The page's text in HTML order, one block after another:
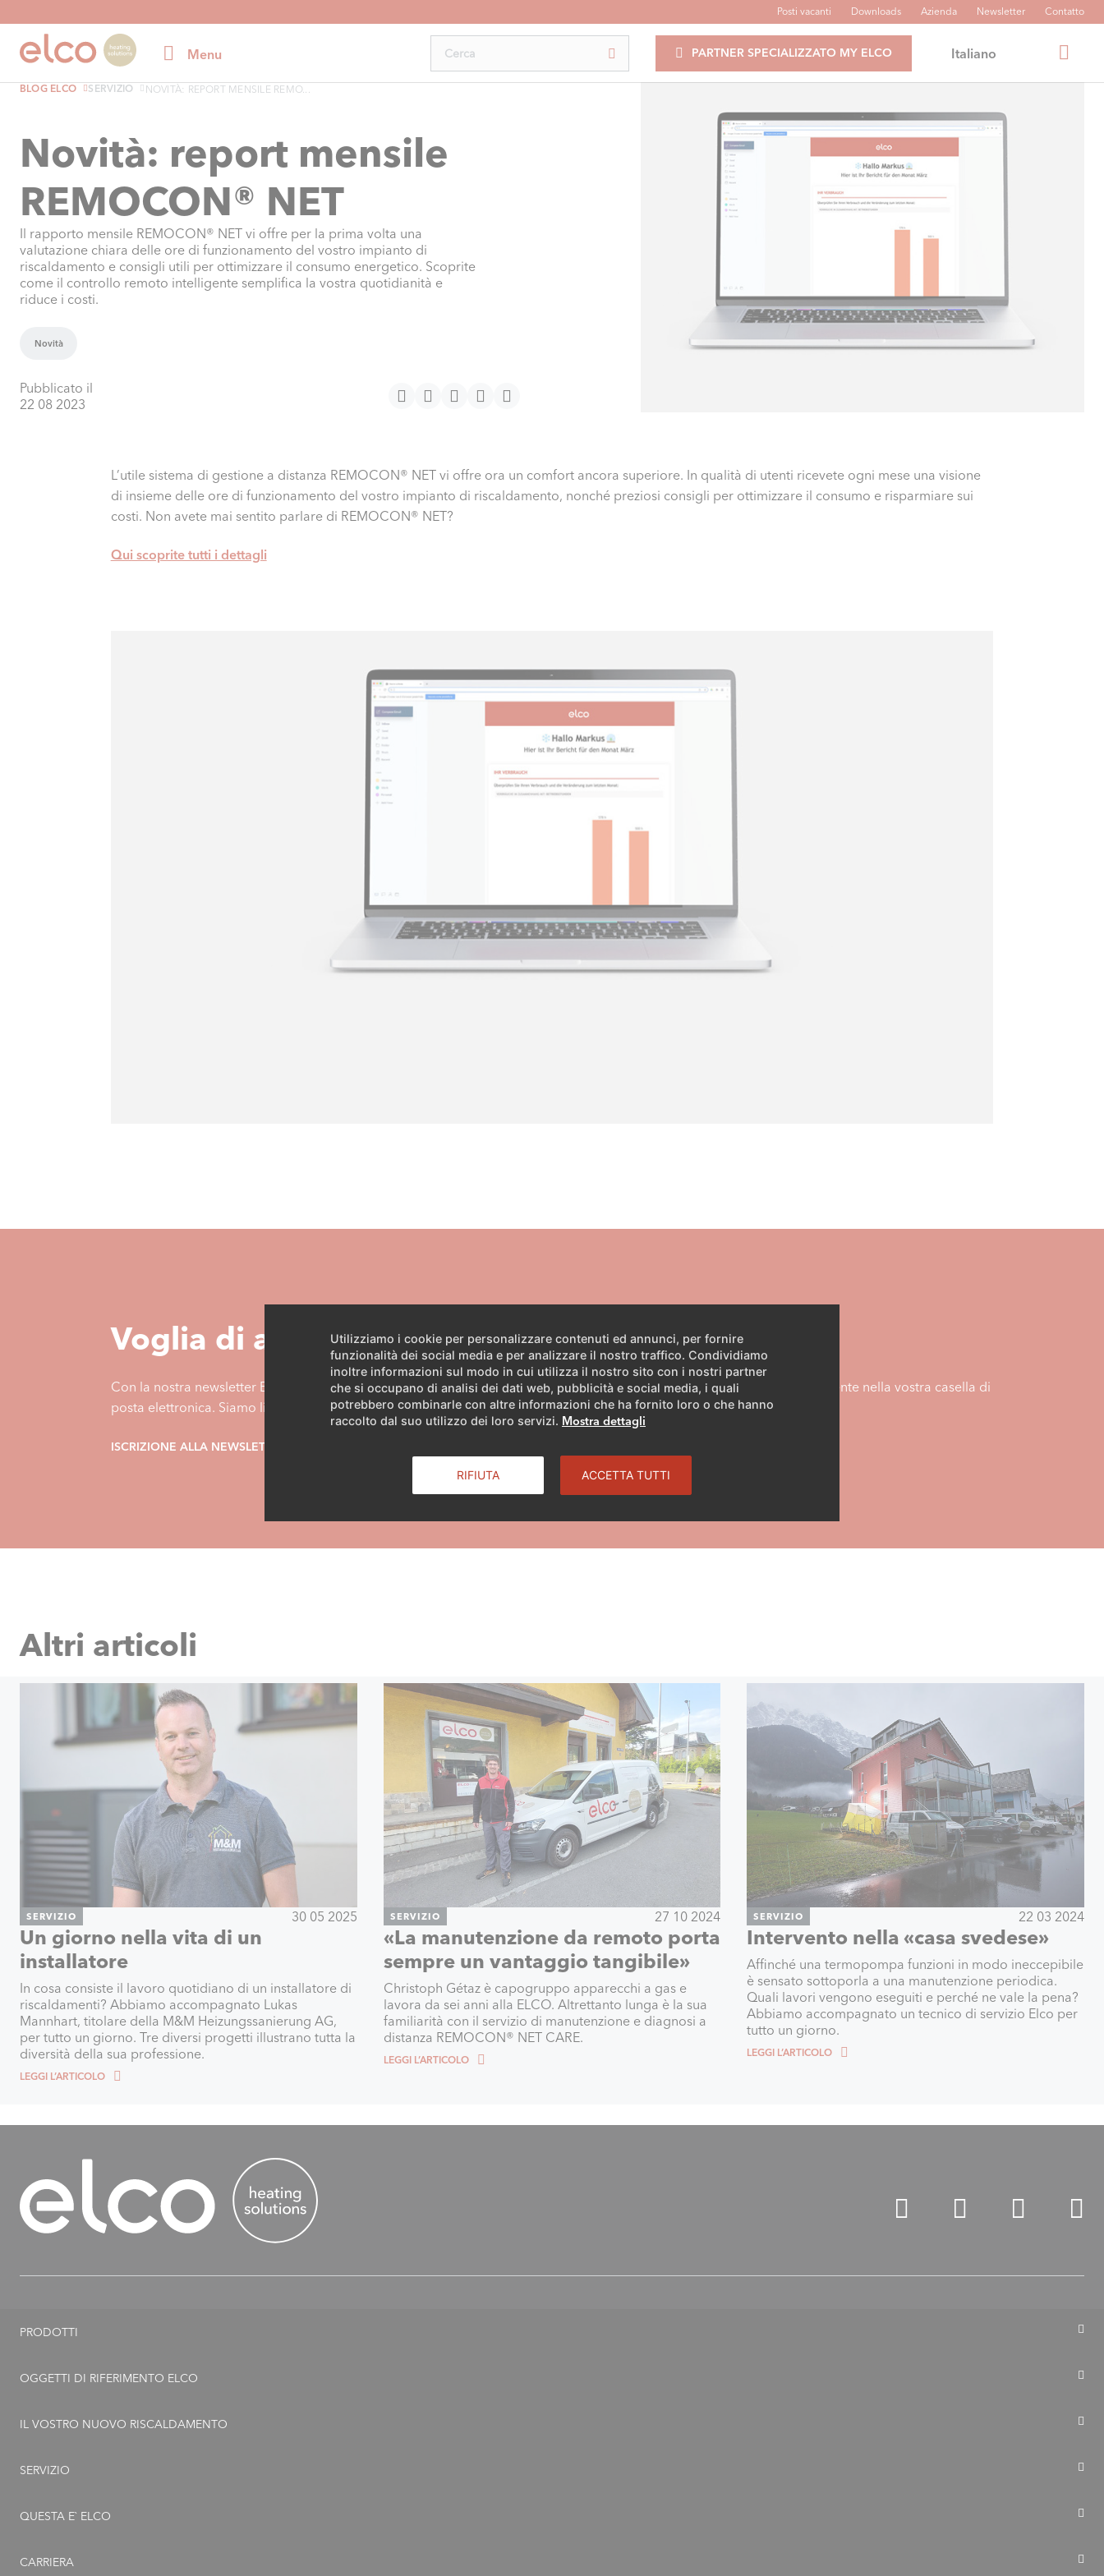
Utilizziamo i cookie per personalizzare contenuti ed annunci, per fornire
funzionalità dei social media e per analizzare il nostro traffico. Condividiamo
inoltre informazioni sul modo in cui utilizza il nostro sito con i nostri partner
che si occupano di analisi dei dati web, pubblicità e social media, i quali
potrebbero combinarle con altre informazioni che ha fornito loro o che hanno
raccolto dal suo utilizzo dei loro servizi. Mostra dettagli
RIFIUTA ACCETTA TUTTI
Posti vacanti Downloads Azienda Newsletter Contatto
Menu PARTNER SPECIALIZZATO MY ELCO Italiano
BLOG ELCO SERVIZIO NOVITÀ: REPORT MENSILE REMO...
Novità: report mensile
REMOCON® NET
Il rapporto mensile REMOCON® NET vi offre per la prima volta una
valutazione chiara delle ore di funzionamento del vostro impianto di
riscaldamento e consigli utili per ottimizzare il consumo energetico. Scoprite
come il controllo remoto intelligente semplifica la vostra quotidianità e
riduce i costi.
Novità
Pubblicato il
22 08 2023
L’utile sistema di gestione a distanza REMOCON® NET vi offre ora un comfort ancora superiore. In qualità di utenti ricevete ogni mese una visione
di insieme delle ore di funzionamento del vostro impianto di riscaldamento, nonché preziosi consigli per ottimizzare il consumo e risparmiare sui
costi. Non avete mai sentito parlare di REMOCON® NET?
Qui scoprite tutti i dettagli
Voglia di altre informazioni?
Con la nostra newsletter ELCO Inside ricevete da tre a quattro volte l'anno degli ispiranti esempi di risanamento direttamente nella vostra casella di
posta elettronica. Siamo lieti di aiutarvi anche in caso di domande concrete sul vostro progetto.
ISCRIZIONE ALLA NEWSLETTER
Altri articoli
SERVIZIO 30 05 2025
Un giorno nella vita di un
installatore
In cosa consiste il lavoro quotidiano di un installatore di
riscaldamenti? Abbiamo accompagnato Lukas
Mannhart, titolare della M&M Heizungssanierung AG,
per tutto un giorno. Tre diversi progetti illustrano tutta la
diversità della sua professione.
LEGGI L’ARTICOLO
SERVIZIO 27 10 2024
«La manutenzione da remoto porta
sempre un vantaggio tangibile»
Christoph Gétaz è capogruppo apparecchi a gas e
lavora da sei anni alla ELCO. Altrettanto lunga è la sua
familiarità con il servizio di manutenzione e diagnosi a
distanza REMOCON® NET CARE.
LEGGI L’ARTICOLO
SERVIZIO 22 03 2024
Intervento nella «casa svedese»
Affinché una termopompa funzioni in modo ineccepibile
è sensato sottoporla a una manutenzione periodica.
Quali lavori vengono eseguiti e perché ne vale la pena?
Abbiamo accompagnato un tecnico di servizio Elco per
tutto un giorno.
LEGGI L’ARTICOLO
PRODOTTI
Termopompe
Collettori Solari
OGGETTI DI RIFERIMENTO ELCO
IL VOSTRO NUOVO RISCALDAMENTO
Risanamento in 5 fasi
SERVIZIO
Offerte di servizio
QUESTA E` ELCO
Profilo
CARRIERA